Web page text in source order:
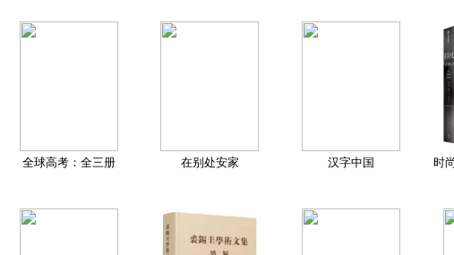
全球高考：全三册 在别处安家 汉字中国
时